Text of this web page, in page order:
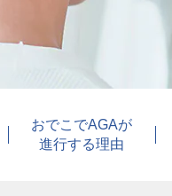
おでこでAGAが
進行する理由